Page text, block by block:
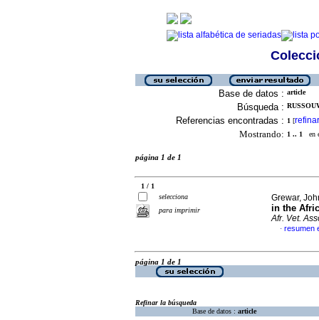
Base de datos : article
Búsqueda :
Referencias encontradas : 1 [refinar
Mostrando: 1 .. 1 en
página 1 de 1
1 / 1
selecciona
para imprimir
Grewar,
in the
Afr. Vet.
· resumen
página 1 de 1
Refinar la búsqueda
Base de datos : article